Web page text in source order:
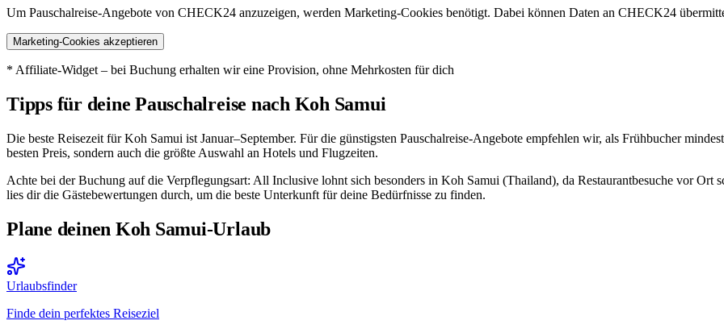
Um Pauschalreise-Angebote von CHECK24 anzuzeigen, werden Marketing-Cookies benötigt. Dabei können Daten an CHECK24
Marketing-Cookies akzeptieren
* Affiliate-Widget – bei Buchung erhalten wir eine Provision, ohne Mehrkosten für dich
Tipps für deine Pauschalreise nach Koh Samui
Die beste Reisezeit für Koh Samui ist Januar–September. Für die günstigsten Pauschalreise-Angebote empfehlen wir, als Frühbucher
besten Preis, sondern auch die größte Auswahl an Hotels und Flugzeiten.
Achte bei der Buchung auf die Verpflegungsart: All Inclusive lohnt sich besonders in Koh Samui (Thailand), da Restaurantbesuche vor Ort
lies dir die Gästebewertungen durch, um die beste Unterkunft für deine Bedürfnisse zu finden.
Plane deinen Koh Samui-Urlaub
Urlaubsfinder
Finde dein perfektes Reiseziel